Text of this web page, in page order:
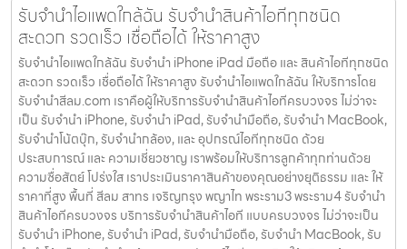
รับจำนำไอแพดใกล้ฉัน รับจำนำสินค้าไอทีทุกชนิด
สะดวก รวดเร็ว เชื่อถือได้ ให้ราคาสูง
รับจำนำไอแพดใกล้ฉัน รับจำนำ iPhone iPad มือถือ และ สินค้าไอทีทุกชนิด
สะดวก รวดเร็ว เชื่อถือได้ ให้ราคาสูง รับจำนำไอแพดใกล้ฉัน ให้บริการโดย
รับจํานําสีลม.com เราคือผู้ให้บริการรับจำนำสินค้าไอทีครบวงจร ไม่ว่าจะ
เป็น รับจำนำ iPhone, รับจำนำ iPad, รับจำนำมือถือ, รับจำนำ MacBook,
รับจำนำโน้ตบุ๊ก, รับจำนำกล้อง, และ อุปกรณ์ไอทีทุกชนิด ด้วย
ประสบการณ์ และ ความเชี่ยวชาญ เราพร้อมให้บริการลูกค้าทุกท่านด้วย
ความซื่อสัตย์ โปร่งใส เราประเมินราคาสินค้าของคุณอย่างยุติธรรม และ ให้
ราคาที่สูง พื้นที่ สีลม สาทร เจริญกรุง พญาไท พระราม3 พระราม4 รับจำนำ
สินค้าไอทีครบวงจร บริการรับจำนำสินค้าไอที แบบครบวงจร ไม่ว่าจะเป็น
รับจำนำ iPhone, รับจำนำ iPad, รับจำนำมือถือ, รับจำนำ MacBook, รับ